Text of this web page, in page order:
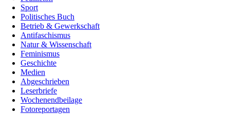
Sport
Politisches Buch
Betrieb & Gewerkschaft
Antifaschismus
Natur & Wissenschaft
Feminismus
Geschichte
Medien
Abgeschrieben
Leserbriefe
Wochenendbeilage
Fotoreportagen